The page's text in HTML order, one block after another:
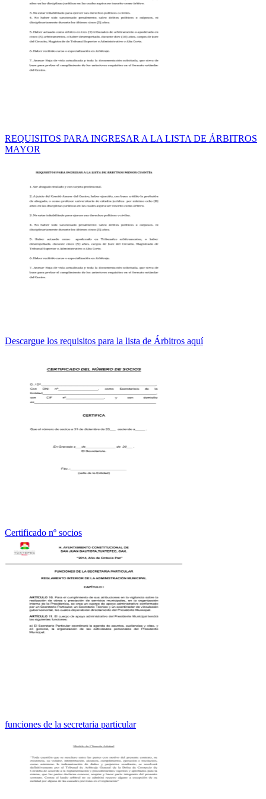
REQUISITOS PARA INGRESAR A LA LISTA DE ÁRBITROS
MAYOR
Descargue los requisitos para la lista de Árbitros aquí
Certificado nº socios
funciones de la secretaria particular